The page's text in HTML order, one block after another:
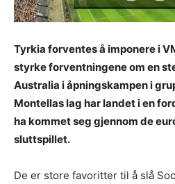
Tyrkia forventes å imponere i
styrke forventningene om en
Australia i åpningskampen i
Montellas lag har landet i en
ha kommet seg gjennom de
sluttspillet.
De er store favoritter til å slå